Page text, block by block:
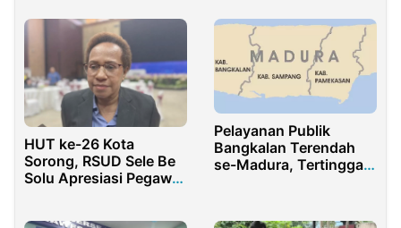
Tak Mau Menemui.
PKB Imbau Kader Tidak
Terpancing
HUT ke-26 Kota
Sorong, RSUD Sele Be
Solu Apresiasi Pegawai
Pelayanan Publik
Bangkalan Terendah
se-Madura, Tertinggal